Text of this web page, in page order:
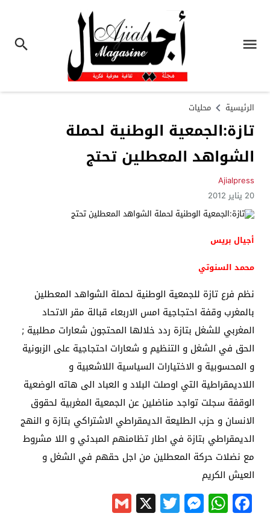
الرئيسية محليات
تازة:الجمعية الوطنية لحملة
الشواهد المعطلين تحتج
Ajialpress
20 يناير 2012
أجيال بريس
محمد السنوتي
نظم فرع تازة للجمعية الوطنية لحملة الشواهد المعطلين
بالمغرب وقفة احتجاجية امس الاربعاء قبالة مقر الاتحاد
المغربي للشغل بتازة ردد خلالها المحتجون شعارات مطلبية ;
الحق في الشغل و التنظيم و شعارات احتجاجية على الزبونية
و المحسوبية و الاختيارات السياسية اللاشعبية و
اللاديمقراطية التي اوصلت البلاد و العباد الى هاته الوضعية
الوقفة سجلت تواجد مناضلين عن الجمعية المغربية لحقوق
الانسان و حزب الطليعة الديمقراطي الاشتراكي بتازة و النهج
الديمقراطي بتازة في اطار تظامنهم المبدئي و اللا مشروط
مع نضلات حركة المعطلين من اجل حقهم في الشغل و
العيش الكريم
Facebook
WhatsApp
Messenger
Twitter
X